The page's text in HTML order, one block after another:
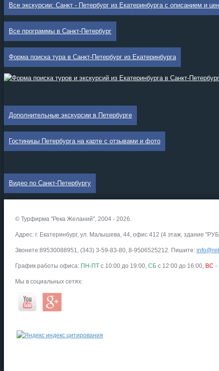
Все экскурсии: Санкт - Петербург из Екатеринбурга с описанием и
Все программы в Санкт-Петербург
Форма поиска тура в Санкт-Петербург из Екатеринбурга
Дополнительные экскурсии в Петербурге
Гостиницы Петербурга на карте с отзывами и фото
Видео по Санкт-Петербургу
© Турфирма "Река Желаний", 2004 - 2026.
Адрес: г. Екатеринбург, ул. Малышева, 44, офис 412 (4 этаж, здание
Звоните:89530088951, (343) 3-59-83-80, 8-9506525212. Пишите:
График работы офиса: ПН-ПТ с 10:00 до 19:00, СБ с 12:00 до 16:00, ВС -
Мы в социальных сетях: